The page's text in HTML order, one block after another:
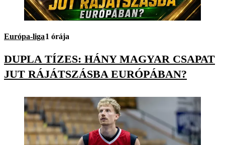
Európa-liga1 órája
DUPLA TÍZES: HÁNY MAGYAR CSAPAT
JUT RÁJÁTSZÁSBA EURÓPÁBAN?